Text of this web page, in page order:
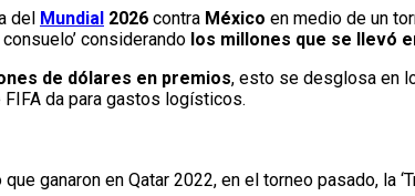
del Mundial 2026 contra México en medio de un
consuelo’ considerando los millones que se llevó
de dólares en premios, esto se desglosa en
da para gastos logísticos.
ganaron en Qatar 2022, en el torneo pasado, la